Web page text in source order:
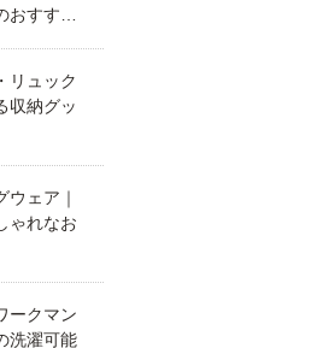
すすめ
リュック
収納グッ
ウェア｜
ゃれなお
ークマン
洗濯可能